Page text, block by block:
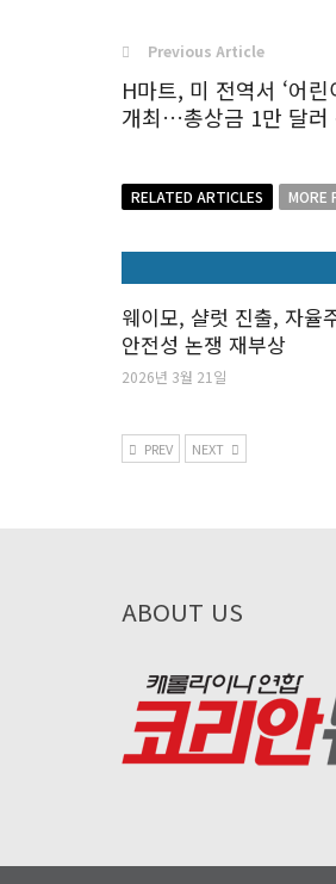
Previous Article
H마트, 미 전역서 ‘어
개최…총상금 1만 달러
RELATED ARTICLES MORE
웨이모, 샬럿 진출, 자율
안전성 논쟁 재부상
2026년 3월 21일
PREV NEXT
ABOUT US